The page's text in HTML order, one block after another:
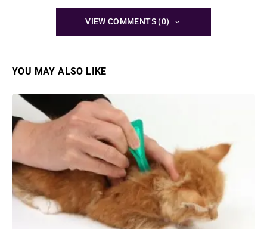
VIEW COMMENTS (0)
YOU MAY ALSO LIKE